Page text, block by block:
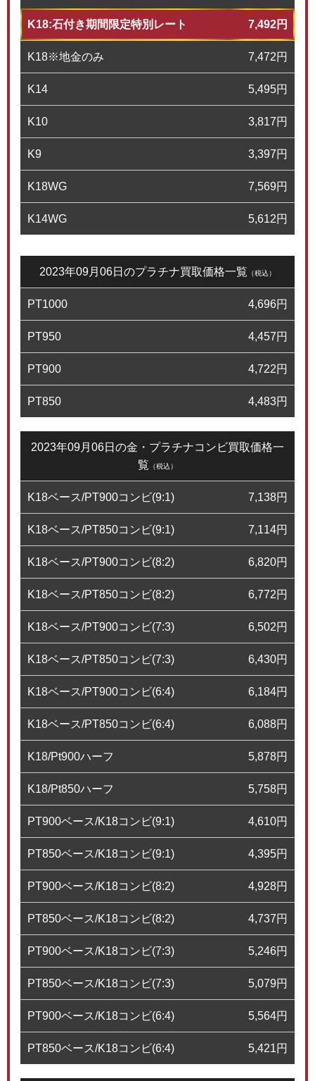
K18:石付き期間限定特別レート 7,492円
K18※地金のみ 7,472円
K14 5,495円
K10 3,817円
K9 3,397円
K18WG 7,569円
K14WG 5,612円
2023年09月06日のプラチナ買取価格一覧 （税込）
PT1000 4,696円
PT950 4,457円
PT900 4,722円
PT850 4,483円
2023年09月06日の金・プラチナコンビ買取価格一
覧 （税込）
K18ベース/PT900コンビ(9:1) 7,138円
K18ベース/PT850コンビ(9:1) 7,114円
K18ベース/PT900コンビ(8:2) 6,820円
K18ベース/PT850コンビ(8:2) 6,772円
K18ベース/PT900コンビ(7:3) 6,502円
K18ベース/PT850コンビ(7:3) 6,430円
K18ベース/PT900コンビ(6:4) 6,184円
K18ベース/PT850コンビ(6:4) 6,088円
K18/Pt900ハーフ 5,878円
K18/Pt850ハーフ 5,758円
PT900ベース/K18コンビ(9:1) 4,610円
PT850ベース/K18コンビ(9:1) 4,395円
PT900ベース/K18コンビ(8:2) 4,928円
PT850ベース/K18コンビ(8:2) 4,737円
PT900ベース/K18コンビ(7:3) 5,246円
PT850ベース/K18コンビ(7:3) 5,079円
PT900ベース/K18コンビ(6:4) 5,564円
PT850ベース/K18コンビ(6:4) 5,421円